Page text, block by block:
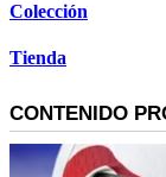
Colección
Tienda